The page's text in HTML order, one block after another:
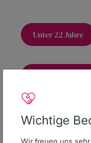
Wichtige
Unter 22 Jahre
Spendenkonto
IBANDE16 6407 0085 0013
BIC DEUTDESS640
Deutsche Bank AG Reutlingen